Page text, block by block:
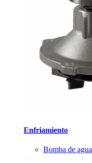
Enfriamiento
Bomba de agua